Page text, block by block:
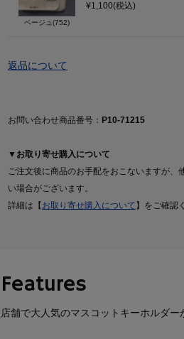
ベージュ(752)
¥1,100(税込)
返品について
お問い合わせ商品番号： P10-71215
▼お取り寄せ購入について
ご注文後に商品のお手配をおこないますが
い場合がございます。
詳細は【 お取り寄せ購入について 】をご確認
Features
店舗で大人気のマスコットキーホルダー